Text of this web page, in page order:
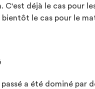
C'est déjà le cas pour
le cas pour le
a été dominé par